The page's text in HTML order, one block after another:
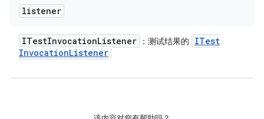
listener
ITestInvocationListener ：测试结果的
ITest
InvocationListener